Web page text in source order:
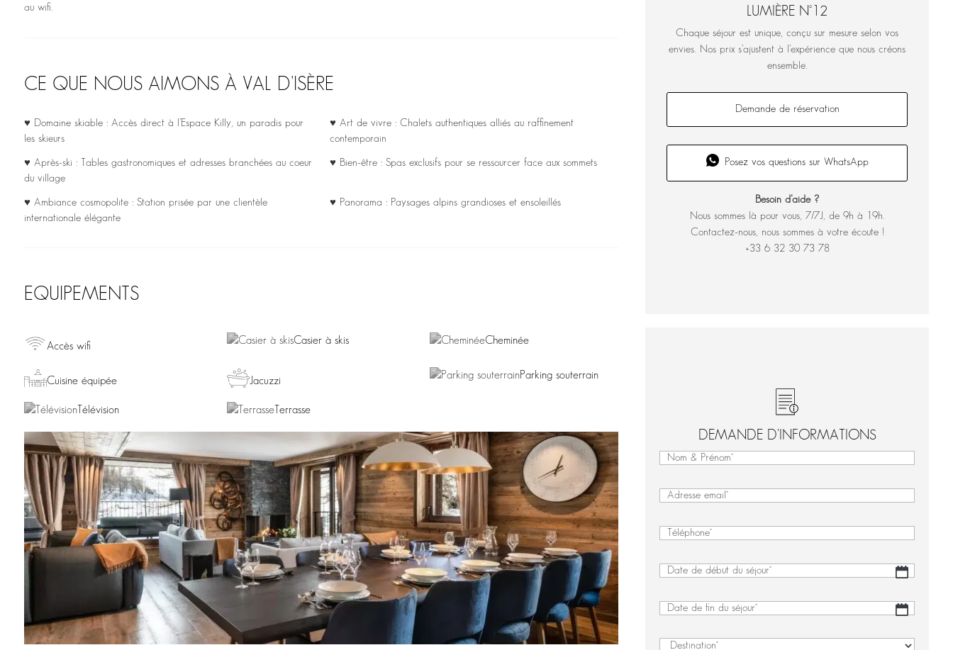
au wifi.
CE QUE NOUS AIMONS À VAL D'ISÈRE
♥ Domaine skiable : Accès direct à l’Espace Killy, un paradis pour
les skieurs
♥ Art de vivre : Chalets authentiques alliés au raffinement
contemporain
♥ Après-ski : Tables gastronomiques et adresses branchées au coeur
du village
♥ Bien-être : Spas exclusifs pour se ressourcer face aux sommets
♥ Ambiance cosmopolite : Station prisée par une clientèle
internationale élégante
♥ Panorama : Paysages alpins grandioses et ensoleillés
EQUIPEMENTS
Accès wifi
Casier à skis Cheminée
Cuisine équipée Jacuzzi
Parking souterrain
Télévision Terrasse
LUMIÈRE N°12
Chaque séjour est unique, conçu sur mesure selon vos
envies. Nos prix s’ajustent à l’expérience que nous créons
ensemble.
Demande de réservation
Posez vos questions sur WhatsApp
Besoin d’aide ?
Nous sommes là pour vous, 7/7J, de 9h à 19h.
Contactez-nous, nous sommes à votre écoute !
+33 6 32 30 73 78
DEMANDE D'INFORMATIONS
Nom
Prénom(Nécessaire)
&
Prénom
début
du
MM
slash
fin
MM